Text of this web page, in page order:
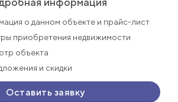
о данном объекте и прайс-лист
приобретения недвижимости
объекта
и скидки
Оставить заявку